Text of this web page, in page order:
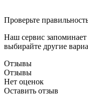
Проверьте
Наш сервис
выбирайте другие
Отзывы
Отзывы
Нет оценок
Оставить отзыв